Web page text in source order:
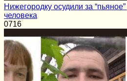
Нижегородку осудили за
человека
0716